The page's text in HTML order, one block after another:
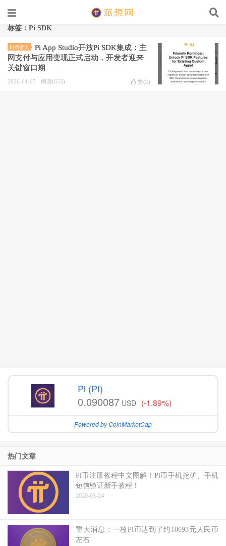
标签：Pi SDK
Pi币资讯
Pi App Studio开放Pi SDK集成：主
网支付与应用变现正式启动，开发者迎来
关键窗口期
2026-04-07 阅读(653) 赞(2)
Pi (PI)
0.090087 USD (-1.89%)
Powered by CoinMarketCap
热门文章
Pi币注册教程中文图解！Pi币手机挖矿、手机
短信验证新手教程！
2020-03-24
重大消息：一枚Pi币达到了约10693元人民币
左右